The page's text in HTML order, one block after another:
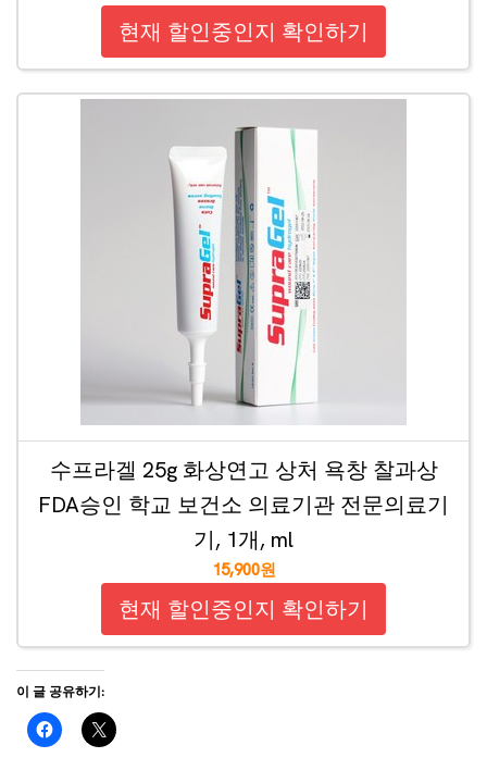
현재 할인중인지 확인하기
수프라겔 25g 화상연고 상처 욕창 찰과상
FDA승인 학교 보건소 의료기관 전문의료기
기, 1개, ml
15,900원
현재 할인중인지 확인하기
이 글 공유하기: